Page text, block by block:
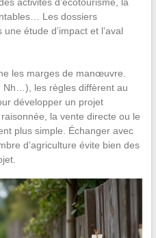
Les dossiers
étude d’impact et l’aval
les marges de manœuvre.
Nh…), les règles diffèrent au
développer un projet
la vente directe ou le
plus simple. Échanger avec
d’agriculture évite bien des